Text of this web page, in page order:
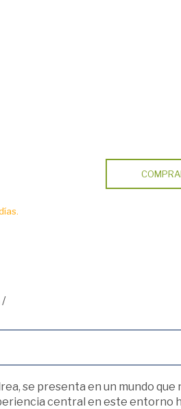
/
se presenta en un mundo que
central en este entorno